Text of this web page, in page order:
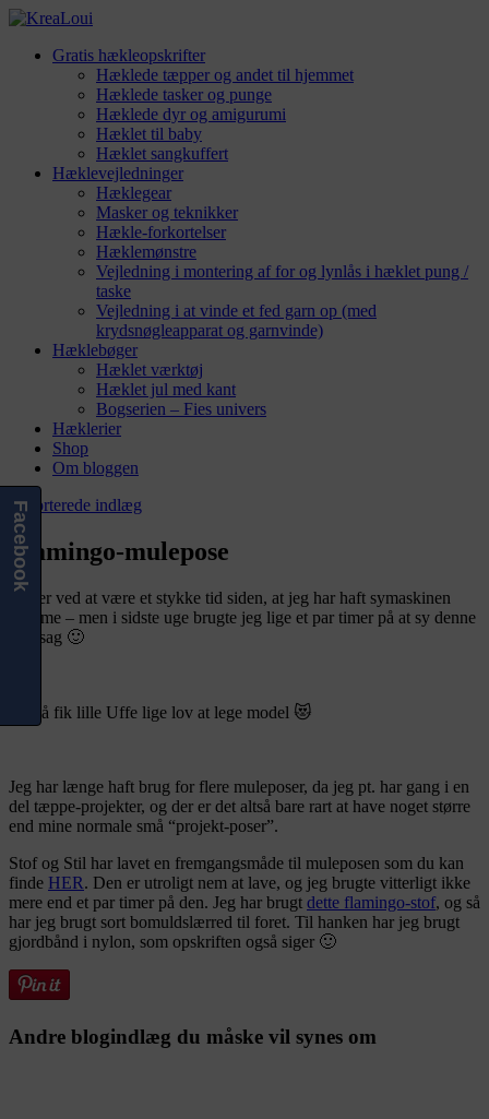
Gratis hækleopskrifter
Hæklede tæpper og andet til hjemmet
Hæklede tasker og punge
Hæklede dyr og amigurumi
Hæklet til baby
Hæklet sangkuffert
Hæklevejledninger
Hæklegear
Masker og teknikker
Hækle-forkortelser
Hæklemønstre
Vejledning i montering af for og lynlås i hæklet pung /
taske
Vejledning i at vinde et fed garn op (med
krydsnøgleapparat og garnvinde)
Hæklebøger
Hæklet værktøj
Hæklet jul med kant
Bogserien – Fies univers
Hæklerier
Shop
Om bloggen
Assorterede indlæg
Flamingo-mulepose
Det er ved at være et stykke tid siden, at jeg har haft symaskinen
fremme – men i sidste uge brugte jeg lige et par timer på at sy denne
fine sag 🙂
Og så fik lille Uffe lige lov at lege model 😻
Jeg har længe haft brug for flere muleposer, da jeg pt. har gang i en
del tæppe-projekter, og der er det altså bare rart at have noget større
end mine normale små “projekt-poser”.
Stof og Stil har lavet en fremgangsmåde til muleposen som du kan
finde HER. Den er utroligt nem at lave, og jeg brugte vitterligt ikke
mere end et par timer på den. Jeg har brugt dette flamingo-stof, og så
har jeg brugt sort bomuldslærred til foret. Til hanken har jeg brugt
gjordbånd i nylon, som opskriften også siger 🙂
Andre blogindlæg du måske vil synes om
Facebook